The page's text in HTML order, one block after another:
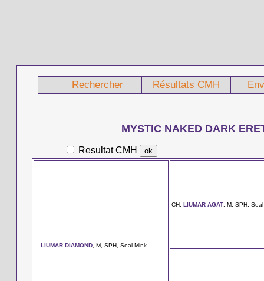
Rechercher Résultats CMH
MYSTIC NAKED DARK
Resultat CMH
-. LIUMAR DIAMOND , M, SPH, Seal Mink
CH. LIUMAR AGAT , M, SPH,